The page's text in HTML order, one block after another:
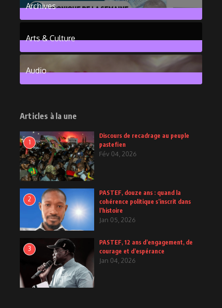
Archives
Arts & Culture
6Posts
Audio
Articles à la une
1
Discours de recadrage au peuple
pastefien
Fév 04, 2026
2
PASTEF, douze ans : quand la
cohérence politique s’inscrit dans
l’histoire
Jan 05, 2026
3
PASTEF, 12 ans d’engagement, de
courage et d’espérance
Jan 04, 2026